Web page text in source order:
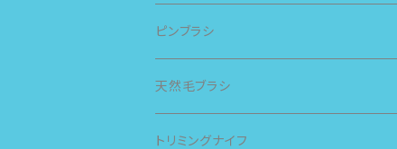
ピンブラシ
天然毛ブラシ
トリミングナイフ